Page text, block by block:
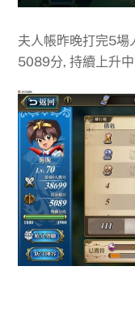
夫人帳昨晚打完5
5089分, 持續上升中